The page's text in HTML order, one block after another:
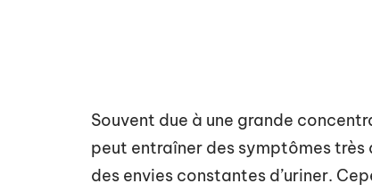
Souvent due à une grande
peut entraîner des symptômes
des envies constantes d’uriner.